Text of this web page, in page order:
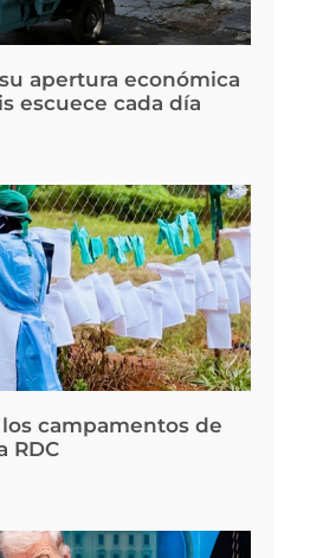
apertura económica
escuece cada día
campamentos de
RDC